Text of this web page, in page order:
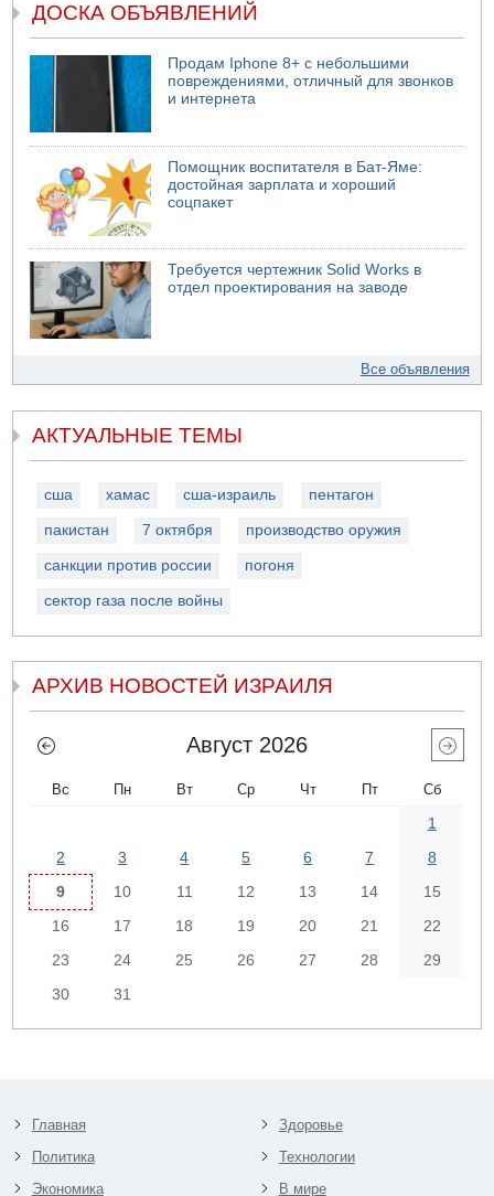
ДОСКА ОБЪЯВЛЕНИЙ
Продам Iphone 8+ с небольшими
повреждениями, отличный для звонков
и интернета
Помощник воспитателя в Бат-Яме:
достойная зарплата и хороший
соцпакет
Требуется чертежник Solid Works в
отдел проектирования на заводе
Все объявления
АКТУАЛЬНЫЕ ТЕМЫ
сша хамас сша-израиль пентагон
пакистан 7 октября производство оружия
санкции против россии погоня
сектор газа после войны
АРХИВ НОВОСТЕЙ ИЗРАИЛЯ
Август 2026
Вс Пн Вт Ср Чт Пт Сб
1
2
3 4 5 6 7
8
9
10 11 12 13 14
15
16
17 18 19 20 21
22
23
24 25 26 27 28
29
30
31
Главная
Политика
Экономика
Здоровье
Технологии
В мире